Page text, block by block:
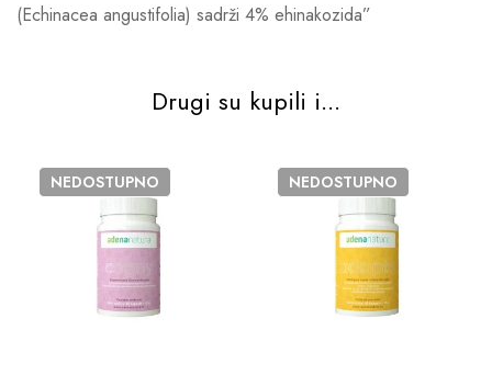
(Echinacea angustifolia) sadrži 4% ehinakozida”
Drugi su kupili i...
NEDOSTUPNO NEDOSTUPNO